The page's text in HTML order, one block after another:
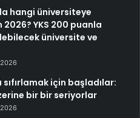
hangi üniversiteye
YKS 200 puanla
üniversite ve
sıfırlamak için başladılar:
bir bir seriyorlar